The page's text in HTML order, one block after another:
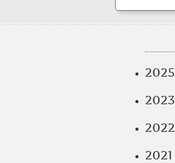
2025
2023
2022
2021